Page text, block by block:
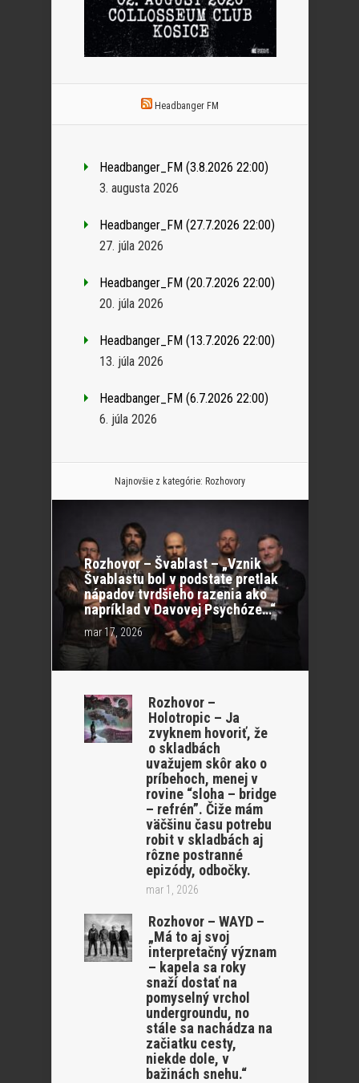
Headbanger FM
Headbanger_FM (3.8.2026 22:00)
3. augusta 2026
Headbanger_FM (27.7.2026 22:00)
27. júla 2026
Headbanger_FM (20.7.2026 22:00)
20. júla 2026
Headbanger_FM (13.7.2026 22:00)
13. júla 2026
Headbanger_FM (6.7.2026 22:00)
6. júla 2026
Najnovšie z kategórie: Rozhovory
Rozhovor – Švablast – „Vznik
Švablastu bol v podstate pretlak
nápadov tvrdšieho razenia ako
napríklad v Davovej Psychóze…“
mar 17, 2026
Rozhovor –
Holotropic – Ja
zvyknem hovoriť, že
o skladbách
uvažujem skôr ako o
príbehoch, menej v
rovine “sloha – bridge
– refrén”. Čiže mám
väčšinu času potrebu
robit v skladbách aj
rôzne postranné
epizódy, odbočky.
mar 1, 2026
Rozhovor – WAYD –
„Má to aj svoj
interpretačný význam
– kapela sa roky
snaží dostať na
pomyselný vrchol
undergroundu, no
stále sa nachádza na
začiatku cesty,
niekde dole, v
bažinách snehu.“